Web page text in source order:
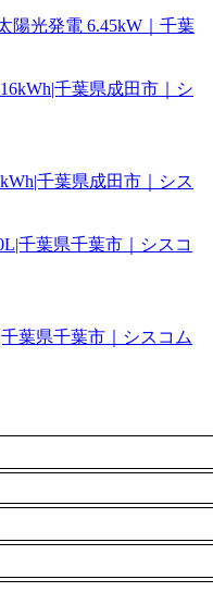
陽光発電 6.45kW｜千葉
千葉県成田市｜シス
葉県千葉市｜シスコム